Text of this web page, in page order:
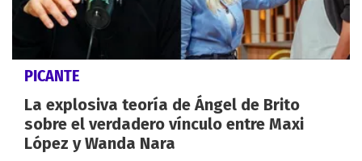
PICANTE
La explosiva teoría de Ángel de Brito
sobre el verdadero vínculo entre Maxi
López y Wanda Nara